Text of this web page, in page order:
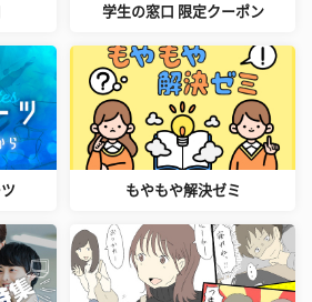
学生の窓口 限定クーポン
もやもや解決ゼミ